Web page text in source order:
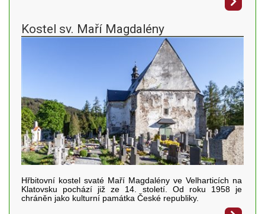
Kostel sv. Maří Magdalény
Hřbitovní kostel svaté Maří Magdalény ve Velharticích na
Klatovsku pochází již ze 14. století. Od roku 1958 je
chráněn jako kulturní památka České republiky.